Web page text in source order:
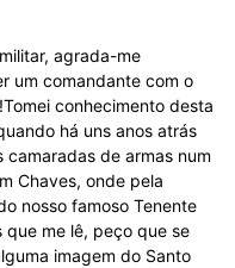
agrada-me
um comandante com o
conhecimento desta
há uns anos atrás
camaradas de armas num
Chaves, onde pela
nosso famoso Tenente
que me lê, peço que se
imagem do Santo